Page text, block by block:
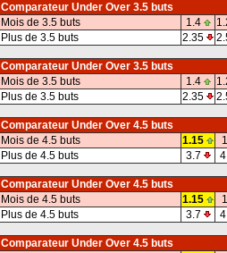
Comparateur Under Over 3.5 buts
Mois de 3.5 buts
1.4
Plus de 3.5 buts
2.35
Comparateur Under Over 3.5 buts
Mois de 3.5 buts
1.4
Plus de 3.5 buts
2.35
Comparateur Under Over 4.5 buts
Mois de 4.5 buts
1.15
Plus de 4.5 buts
3.7
Comparateur Under Over 4.5 buts
Mois de 4.5 buts
1.15
Plus de 4.5 buts
3.7
Comparateur Under Over 4.5 buts